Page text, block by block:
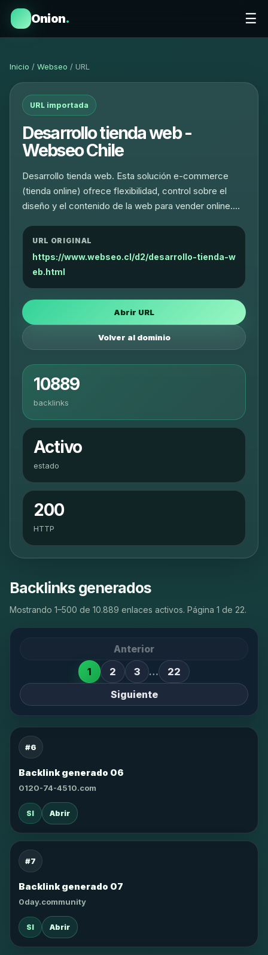
Onion. ☰
Inicio / Webseo / URL
URL importada
Desarrollo tienda web -
Webseo Chile
Desarrollo tienda web. Esta solución e-commerce
(tienda online) ofrece flexibilidad, control sobre el
diseño y el contenido de la web para vender online.…
URL ORIGINAL
https://www.webseo.cl/d2/desarrollo-tienda-w
eb.html
Abrir URL
Volver al dominio
10889
backlinks
Activo
estado
200
HTTP
Backlinks generados
Mostrando 1–500 de 10.889 enlaces activos. Página 1 de 22.
Anterior
1
2 3 …
22
Siguiente
#6
Backlink generado 06
0120-74-4510.com
SI Abrir
#7
Backlink generado 07
0day.community
SI Abrir